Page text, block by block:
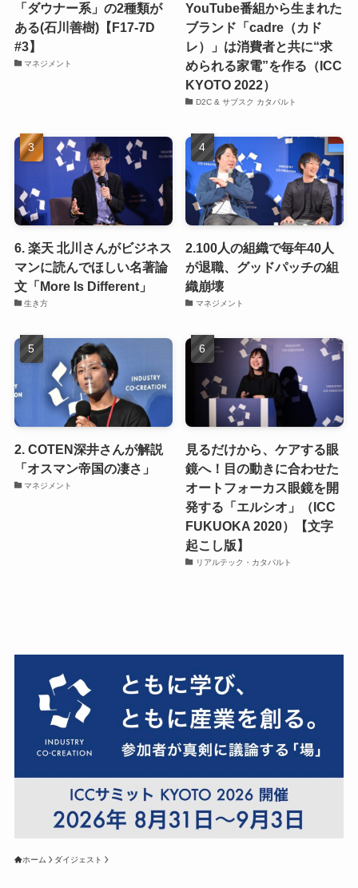
「ダウナー系」の2種類が
ある(石川善樹)【F17-7D
#3】
マネジメント
YouTube番組から生まれた
ブランド「cadre（カド
レ）」は消費者と共に“求
められる家電”を作る（ICC
KYOTO 2022）
D2C & サブスク カタパルト
6. 楽天 北川さんがビジネス
マンに読んでほしい名著論
文「More Is Different」
生き方
2.100人の組織で毎年40人
が退職、グッドパッチの組
織崩壊
マネジメント
2. COTEN深井さんが解説
「オスマン帝国の凄さ」
マネジメント
見るだけから、ケアする眼
鏡へ！目の動きに合わせた
オートフォーカス眼鏡を開
発する「エルシオ」（ICC
FUKUOKA 2020）【文字
起こし版】
リアルテック・カタパルト
ホーム ダイジェスト